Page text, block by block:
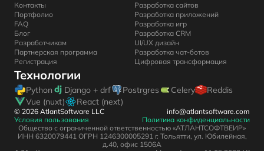
Контакты
Портфолио
FAQ
Блог
Разработчикам
Партнерская программа
Регистрация
Разработка сайтов
Разработка приложений
Разработка игр
Разработка CRM
UI/UX дизайн
Разработка чат-ботов
Цифровая трансформация
Технологии
Python Django + drf Postrgres Celery
Reddis
Vue (nuxt)
React (next)
© 2026 AtlantSoftware LLC
info@atlantsoftware.com
Условия пользования
Политика конфиденциальности
Общество с ограниченной ответственностью «АТЛАНТСОФТВЕИР»
ИНН 6320079441 ОГРН 1246300005291 г. Тольятти, ул. Юбилейная,
д.40, офис 1506А